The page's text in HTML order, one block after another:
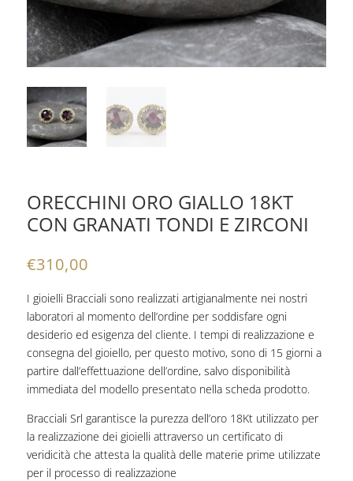
ORECCHINI ORO GIALLO 18KT
CON GRANATI TONDI E ZIRCONI
€310,00
I gioielli Bracciali sono realizzati artigianalmente nei nostri
laboratori al momento dell’ordine per soddisfare ogni
desiderio ed esigenza del cliente. I tempi di realizzazione e
consegna del gioiello, per questo motivo, sono di 15 giorni a
partire dall’effettuazione dell’ordine, salvo disponibilità
immediata del modello presentato nella scheda prodotto.
Bracciali Srl garantisce la purezza dell’oro 18Kt utilizzato per
la realizzazione dei gioielli attraverso un certificato di
veridicità che attesta la qualità delle materie prime utilizzate
per il processo di realizzazione